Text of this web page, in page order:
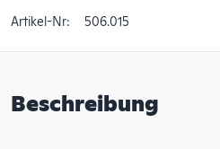
Artikel-Nr: 506.015
Beschreibung